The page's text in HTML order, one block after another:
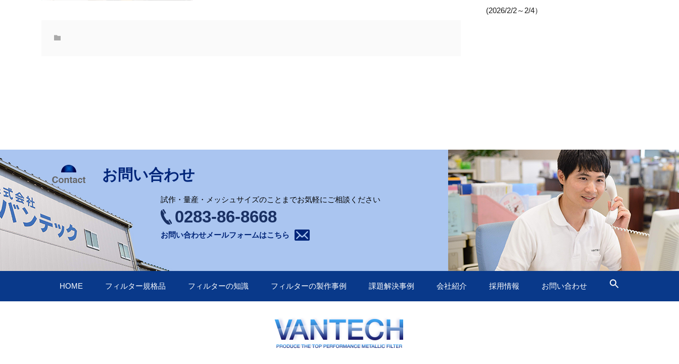
(2026/2/2～2/4）
お問い合わせ
試作・量産・メッシュサイズのことまでお気軽にご相談ください
0283-86-8668
お問い合わせメールフォームはこちら
HOME フィルター規格品 フィルターの知識 フィルターの製作事例 課題解決事例 会社紹介 採用情報 お問い合わせ